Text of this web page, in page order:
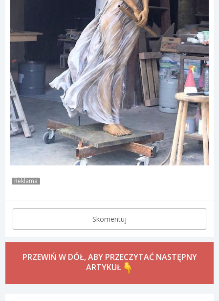
Reklama
Skomentuj
PRZEWIŃ W DÓŁ, ABY PRZECZYTAĆ NASTĘPNY
ARTYKUŁ